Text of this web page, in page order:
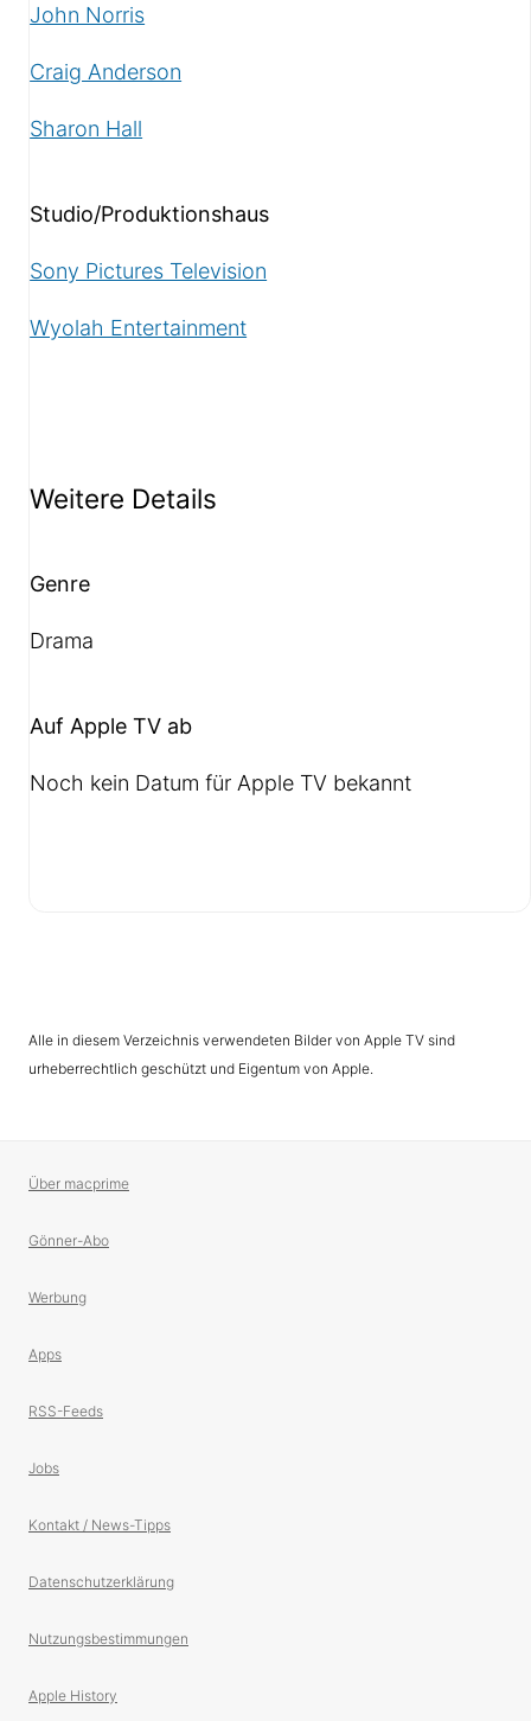
John Norris
Craig Anderson
Sharon Hall
Studio/Produktionshaus
Sony Pictures Television
Wyolah Entertainment
Weitere Details
Genre
Drama
Auf Apple TV ab
Noch kein Datum für Apple TV bekannt
Alle in diesem Verzeichnis verwendeten Bilder von Apple TV sind
urheberrechtlich geschützt und Eigentum von Apple.
Über macprime
Gönner-Abo
Werbung
Apps
RSS-Feeds
Jobs
Kontakt / News-Tipps
Datenschutzerklärung
Nutzungsbestimmungen
Apple History